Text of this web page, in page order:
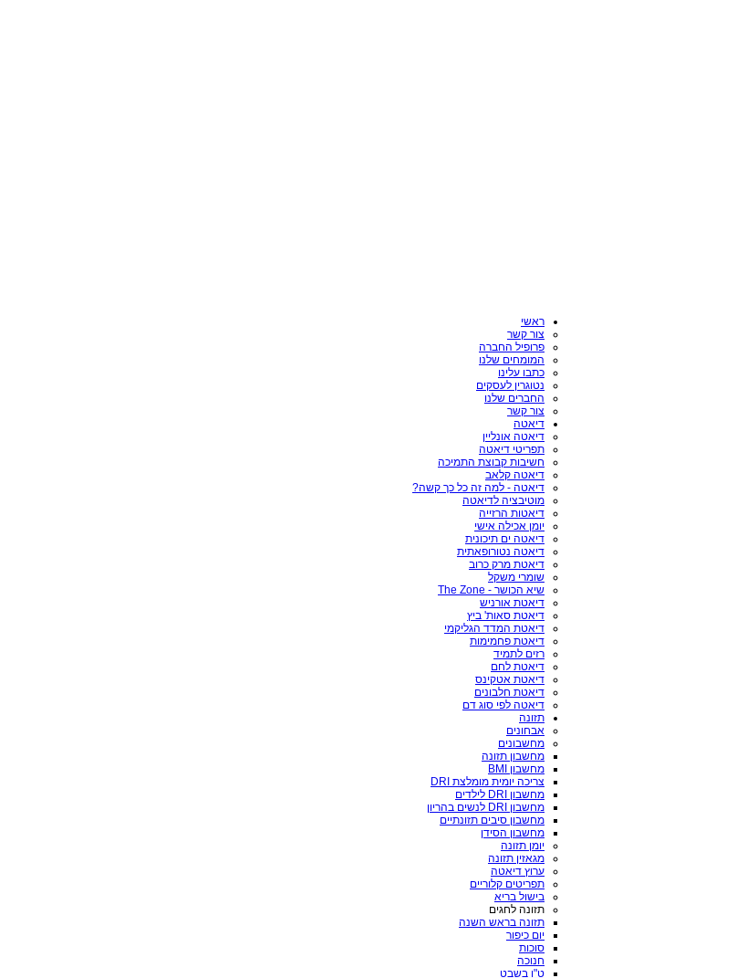
ראשי
צור קשר
פרופיל החברה
המומחים שלנו
כתבו עלינו
נטוגרין לעסקים
החברים שלנו
צור קשר
דיאטה
דיאטה אונליין
תפריטי דיאטה
חשיבות קבוצת התמיכה
דיאטה קלאב
דיאטה - למה זה כל כך קשה?
מוטיבציה לדיאטה
דיאטות הרזייה
יומן אכילה אישי
דיאטה ים תיכונית
דיאטה נטורופאתית
דיאטת מרק כרוב
שומרי משקל
שיא הכושר - The Zone
דיאטת אורניש
דיאטת סאות' ביץ
דיאטת המדד הגליקמי
דיאטת פחמימות
רזים לתמיד
דיאטת לחם
דיאטת אטקינס
דיאטת חלבונים
דיאטה לפי סוג דם
תזונה
אבחונים
מחשבונים
מחשבון תזונה
מחשבון BMI
צריכה יומית מומלצת DRI
מחשבון DRI לילדים
מחשבון DRI לנשים בהריון
מחשבון סיבים תזונתיים
מחשבון הסידן
יומן תזונה
מגאזין תזונה
ערוץ דיאטה
תפריטים קלוריים
בישול בריא
תזונה לחגים
תזונה בראש השנה
יום כיפור
סוכות
חנוכה
ט"ו בשבט